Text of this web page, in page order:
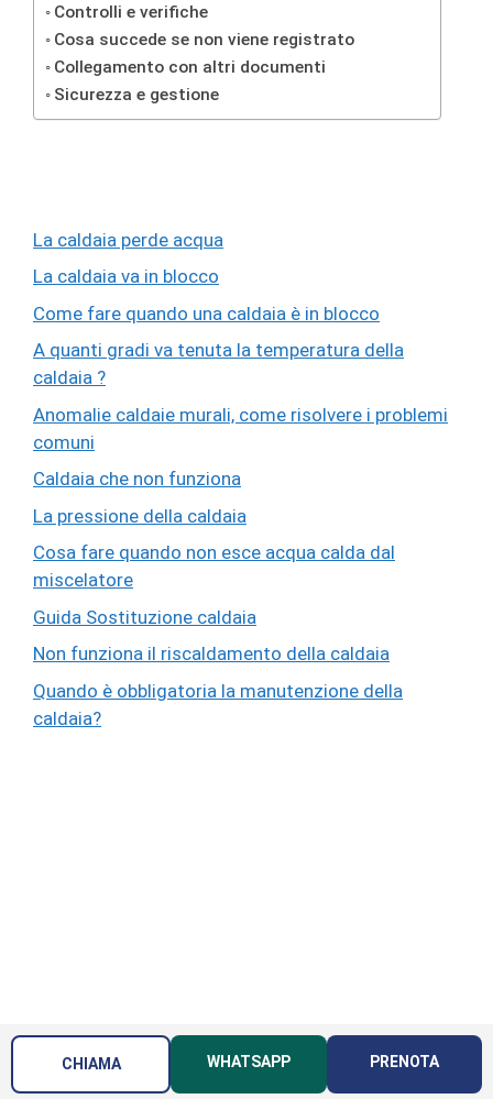
Controlli e verifiche
Cosa succede se non viene registrato
Collegamento con altri documenti
Sicurezza e gestione
La caldaia perde acqua
La caldaia va in blocco
Come fare quando una caldaia è in blocco
A quanti gradi va tenuta la temperatura della
caldaia ?
Anomalie caldaie murali, come risolvere i problemi
comuni
Caldaia che non funziona
La pressione della caldaia
Cosa fare quando non esce acqua calda dal
miscelatore
Guida Sostituzione caldaia
Non funziona il riscaldamento della caldaia
Quando è obbligatoria la manutenzione della
caldaia?
CHIAMA WHATSAPP PRENOTA